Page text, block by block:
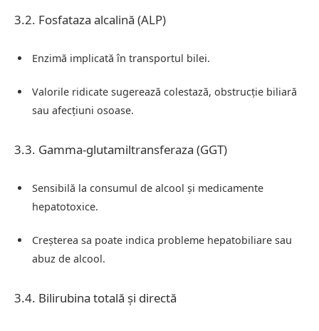
3.2. Fosfataza alcalină (ALP)
Enzimă implicată în transportul bilei.
Valorile ridicate sugerează colestază, obstrucție biliară
sau afecțiuni osoase.
3.3. Gamma-glutamiltransferaza (GGT)
Sensibilă la consumul de alcool și medicamente
hepatotoxice.
Creșterea sa poate indica probleme hepatobiliare sau
abuz de alcool.
3.4. Bilirubina totală și directă